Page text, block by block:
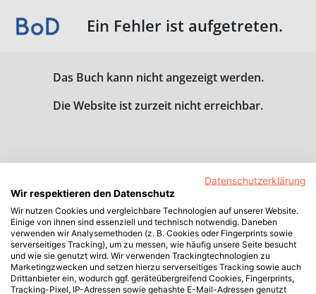
Ein Fehler ist aufgetreten.
Das Buch kann nicht angezeigt werden.
Die Website ist zurzeit nicht erreichbar.
Datenschutzerklärung
Wir respektieren den Datenschutz
Wir nutzen Cookies und vergleichbare Technologien auf unserer Website.
Einige von ihnen sind essenziell und technisch notwendig. Daneben
verwenden wir Analysemethoden (z. B. Cookies oder Fingerprints sowie
serverseitiges Tracking), um zu messen, wie häufig unsere Seite besucht
und wie sie genutzt wird. Wir verwenden Trackingtechnologien zu
Marketingzwecken und setzen hierzu serverseitiges Tracking sowie auch
Drittanbieter ein, wodurch ggf. geräteübergreifend Cookies, Fingerprints,
Tracking-Pixel, IP-Adressen sowie gehashte E-Mail-Adressen genutzt